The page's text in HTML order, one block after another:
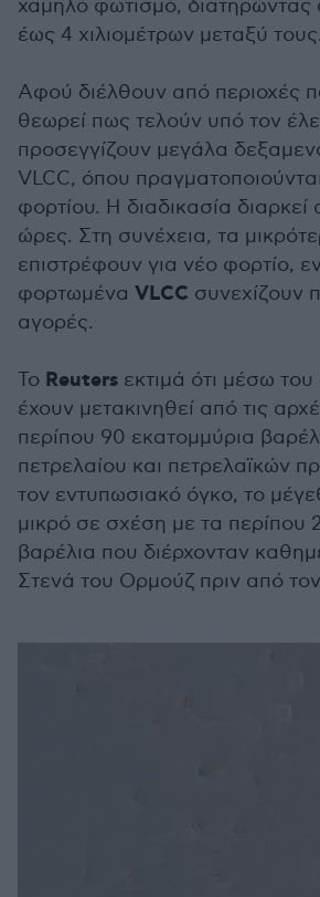
χαμηλό φωτισμό, διατηρώντας
έως 4 χιλιομέτρων μεταξύ τους.
Αφού διέλθουν από περιοχές
θεωρεί πως τελούν υπό τον
προσεγγίζουν μεγάλα
VLCC, όπου
φορτίου. Η διαδικασία
ώρες. Στη συνέχεια, τα
επιστρέφουν για νέο φορτίο,
φορτωμένα VLCC συνεχίζουν
αγορές.
Το Reuters εκτιμά ότι μέσω
έχουν μετακινηθεί από τις
περίπου 90 εκατομμύρια
πετρελαίου και πετρελαϊκών
τον εντυπωσιακό όγκο, το
μικρό σε σχέση με τα περίπου
βαρέλια που διέρχονταν
Στενά του Ορμούζ πριν από